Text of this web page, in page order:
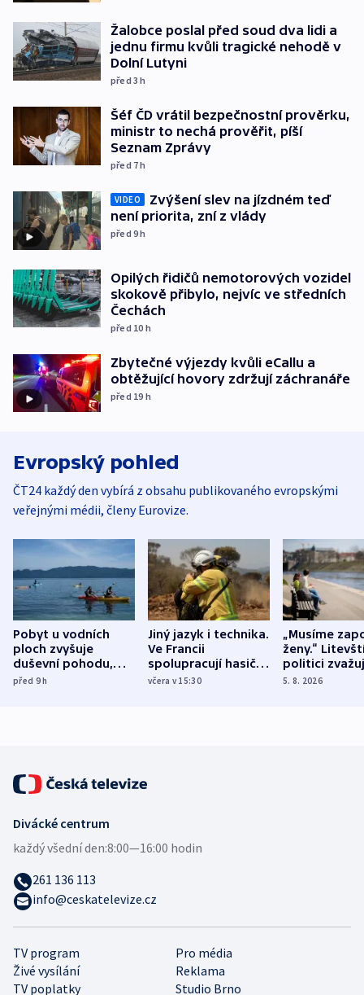
Žalobce poslal před soud dva lidi a
jednu firmu kvůli tragické nehodě v
Dolní Lutyni
před 3h
Šéf ČD vrátil bezpečnostní prověrku,
ministr to nechá prověřit, píší
Seznam Zprávy
před 7h
VIDEO
Zvýšení slev na jízdném teď
není priorita, zní z vlády
před 9h
Opilých řidičů nemotorových vozidel
skokově přibylo, nejvíc ve středních
Čechách
před 10 h
Zbytečné výjezdy kvůli eCallu a
obtěžující hovory zdržují záchranáře
před 19 h
Evropský pohled
ČT24 každý den vybírá z obsahu publikovaného evropskými
veřejnými médii, členy Eurovize.
Pobyt u vodních
ploch zvyšuje
duševní pohodu,
ukázala
před 9h
Jiný jazyk i technika.
Ve Francii
spolupracují hasiči z
různých zemí
včera v 15:30
„Musíme
ženy.“
politici
dohodu o
5. 8. 2026
TV program
Pro média
Živé vysílání
Reklama
TV poplatky
Studio Brno
Divácké centrum
každý všední den:8:00—16:00 hodin
261 136 113
info@ceskatelevize.cz